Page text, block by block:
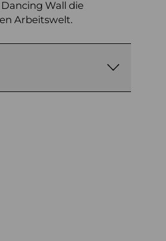
Wall die
Arbeitswelt.